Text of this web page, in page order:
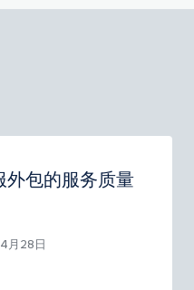
外包的服务质量
月28日